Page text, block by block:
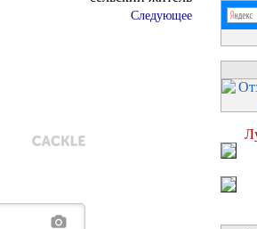
Следующее